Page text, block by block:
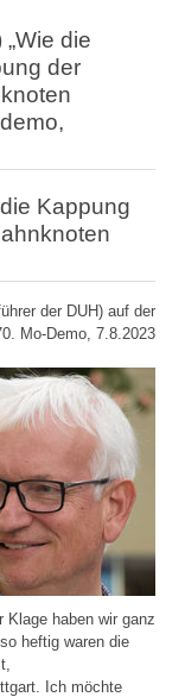
die
der
Kappung
der DUH) auf der
Mo-Demo, 7.8.2023
Klage haben wir ganz
heftig waren die
Ich möchte